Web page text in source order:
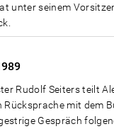
unter seinem
Rudolf Seiters teilt
Rücksprache mit dem
Gespräch